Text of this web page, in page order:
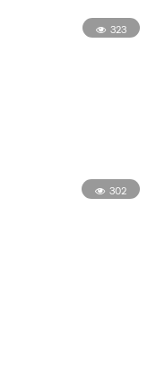
323
302